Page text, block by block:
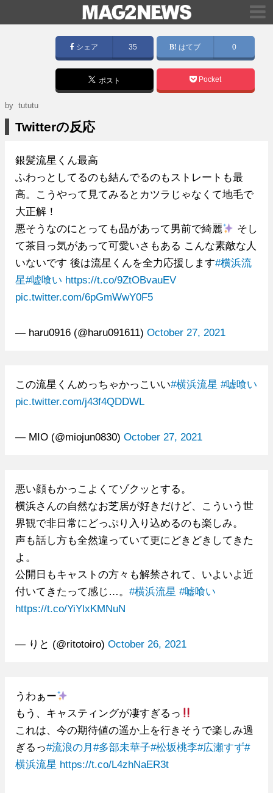
シェア 35 はてブ 0
ポスト Pocket
by tututu
Twitterの反応
銀髪流星くん最高
ふわっとしてるのも結んでるのもストレートも最
高。こうやって見てみるとカツラじゃなくて地毛で
大正解！
悪そうなのにとっても品があって男前で綺麗
そし
て茶目っ気があって可愛いさもある こんな素敵な人
いないです 後は流星くんを全力応援します#横浜流
星#嘘喰い https://t.co/9ZtOBvauEV
pic.twitter.com/6pGmWwY0F5
— haru0916 (@haru091611) October 27, 2021
この流星くんめっちゃかっこいい#横浜流星 #嘘喰い
pic.twitter.com/j43f4QDDWL
— MIO (@miojun0830) October 27, 2021
悪い顔もかっこよくてゾクッとする。
横浜さんの自然なお芝居が好きだけど、こういう世
界観で非日常にどっぷり入り込めるのも楽しみ。
声も話し方も全然違っていて更にどきどきしてきた
よ。
公開日もキャストの方々も解禁されて、いよいよ近
付いてきたって感じ…。 #横浜流星 #嘘喰い
https://t.co/YiYlxKMNuN
— りと (@ritotoiro) October 26, 2021
うわぁー
もう、キャスティングが凄すぎるっ
これは、今の期待値の遥か上を行きそうで楽しみ過
ぎるっ#流浪の月 #多部未華子#松坂桃李#広瀬すず#
横浜流星 https://t.co/L4zhNaER3t